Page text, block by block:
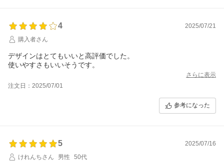
4
2025/07/21
購入者さん
デザインはとてもいいと高評価でした。
使いやすさもいいそうです。
さらに表示
注文日：2025/07/01
参考になった
5
2025/07/16
けれんちさん
男性 50代